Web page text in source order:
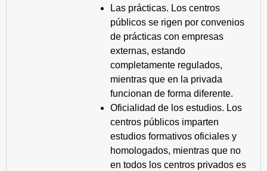
Las prácticas. Los centros
públicos se rigen por convenios
de prácticas con empresas
externas, estando
completamente regulados,
mientras que en la privada
funcionan de forma diferente.
Oficialidad de los estudios. Los
centros públicos imparten
estudios formativos oficiales y
homologados, mientras que no
en todos los centros privados es